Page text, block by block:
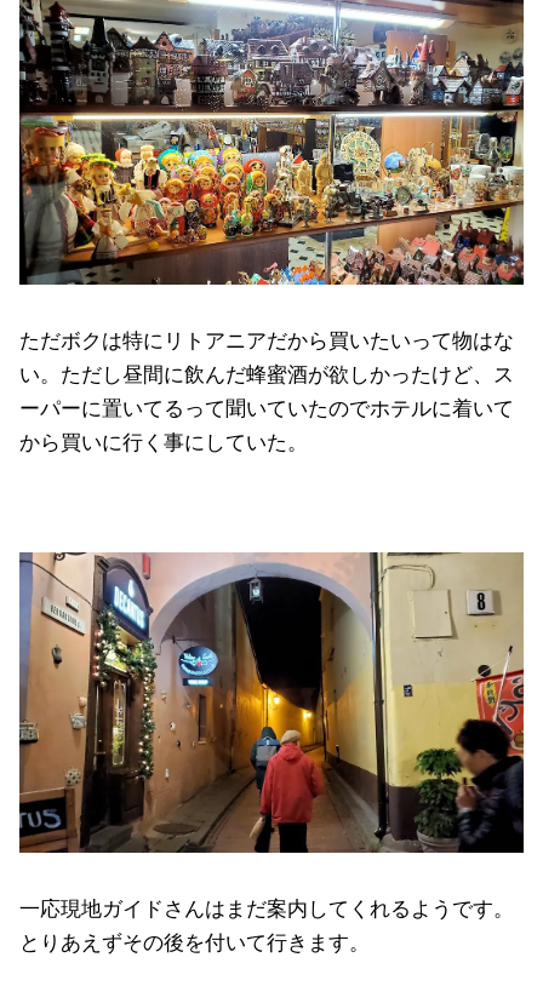
ただボクは特にリトアニアだから買いたいって物はな
い。ただし昼間に飲んだ蜂蜜酒が欲しかったけど、ス
ーパーに置いてるって聞いていたのでホテルに着いて
から買いに行く事にしていた。
一応現地ガイドさんはまだ案内してくれるようです。
とりあえずその後を付いて行きます。